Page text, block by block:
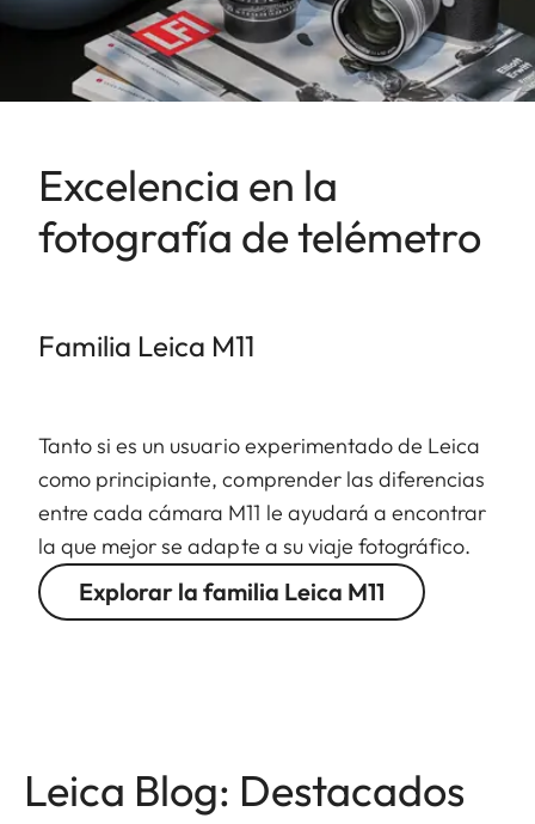
Excelencia en la
fotografía de telémetro
Familia Leica M11
Tanto si es un usuario experimentado de Leica
como principiante, comprender las diferencias
entre cada cámara M11 le ayudará a encontrar
la que mejor se adapte a su viaje fotográfico.
Explorar la familia Leica M11
Leica Blog: Destacados